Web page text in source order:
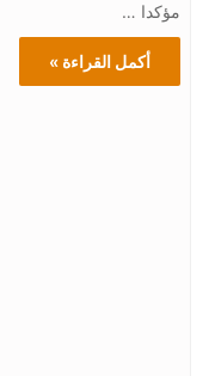
مؤكدا …
أكمل القراءة »